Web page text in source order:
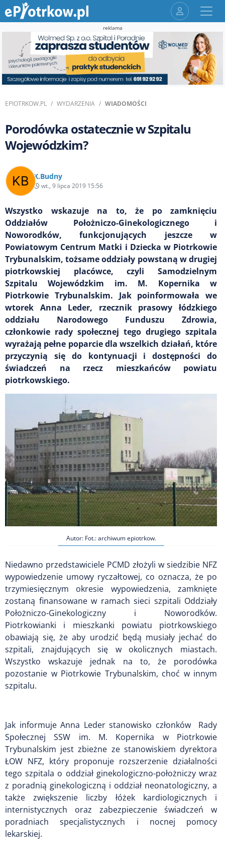
reklama
EPIOTRKOW.PL WYDARZENIA WIADOMOŚCI
Porodówka ostatecznie w Szpitalu
Wojewódzkim?
K.Budny
wt., 9 lipca 2019 15:56
Wszystko wskazuje na to, że po zamknięciu
Oddziałów Położniczo-Ginekologicznego i
Noworodków, funkcjonujących jeszcze w
Powiatowym Centrum Matki i Dziecka w Piotrkowie
Trybunalskim, tożsame oddziały powstaną w drugiej
piotrkowskiej placówce, czyli Samodzielnym
Szpitalu Wojewódzkim im. M. Kopernika w
Piotrkowie Trybunalskim. Jak poinformowała we
wtorek Anna Leder, rzecznik prasowy łódzkiego
oddziału Narodowego Funduszu Zdrowia,
członkowie rady społecznej tego drugiego szpitala
wyrażają pełne poparcie dla wszelkich działań, które
przyczynią się do kontynuacji i dostępności do
świadczeń na rzecz mieszkańców powiatu
piotrkowskiego.
Autor: Fot.: archiwum epiotrkow.
Niedawno przedstawiciele PCMD złożyli w siedzibie NFZ
wypowiedzenie umowy ryczałtowej, co oznacza, że po
trzymiesięcznym okresie wypowiedzenia, zamknięte
zostaną finansowane w ramach sieci szpitali Oddziały
Położniczo-Ginekologiczny i Noworodków.
Piotrkowianki i mieszkanki powiatu piotrkowskiego
obawiają się, że aby urodzić będą musiały jechać do
szpitali, znajdujących się w okolicznych miastach.
Wszystko wskazuje jednak na to, że porodówka
pozostanie w Piotrkowie Trybunalskim, choć w innym
szpitalu.
Jak informuje Anna Leder stanowisko członków Rady
Społecznej SSW im. M. Kopernika w Piotrkowie
Trybunalskim jest zbieżne ze stanowiskiem dyrektora
ŁOW NFZ, który proponuje rozszerzenie działalności
tego szpitala o oddział ginekologiczno-położniczy wraz
z poradnią ginekologiczną i oddział neonatologiczny, a
także zwiększenie liczby łóżek kardiologicznych i
internistycznych oraz zabezpieczenie świadczeń w
poradniach specjalistycznych i nocnej pomocy
lekarskiej.